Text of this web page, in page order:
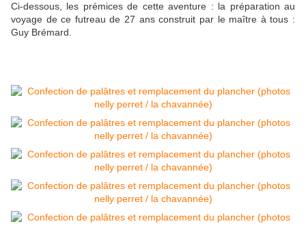
Ci-dessous, les prémices de cette aventure : la préparation au
voyage de ce futreau de 27 ans construit par le maître à tous :
Guy Brémard.